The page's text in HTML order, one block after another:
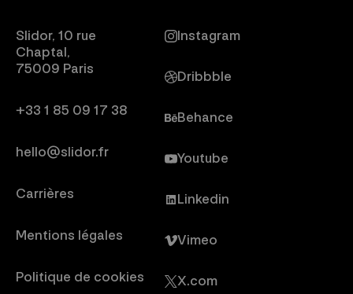
Slidor, 10 rue
Chaptal,
75009 Paris
+33 1 85 09 17 38
hello@slidor.fr
Carrières
Mentions légales
Politique de cookies
Instagram
Dribbble
Behance
Youtube
Linkedin
Vimeo
X.com